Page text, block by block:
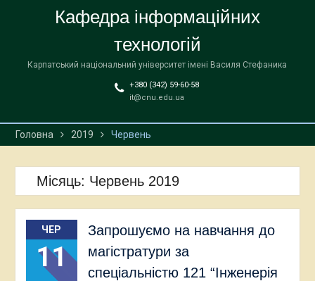
Кафедра інформаційних
технологій
Карпатський національний університет імені Василя Стефаника
+380 (342) 59-60-58
it@cnu.edu.ua
Головна 2019 Червень
Місяць: Червень 2019
ЧЕР
11
Запрошуємо на навчання до
магістратури за
спеціальністю 121 “Інженерія